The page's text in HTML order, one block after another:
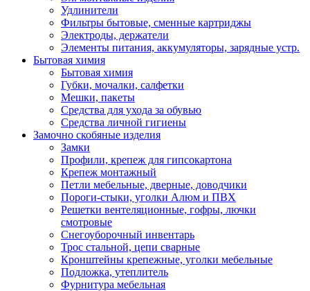
Удлинители
Фильтры бытовые, сменные картриджы
Электроды, держатели
Элементы питания, аккумуляторы, зарядные устр.
Бытовая химия
Бытовая химия
Губки, мочалки, салфетки
Мешки, пакеты
Средства для ухода за обувью
Средства личной гигиены
Замочно скобяные изделия
Замки
Профили, крепеж для гипсокартона
Крепеж монтажный
Петли мебельные, дверные, доводчики
Пороги-стыки, уголки Алюм и ПВХ
Решетки вентеляционные, гофры, лючки
смотровые
Снегоуборочный инвентарь
Трос стальной, цепи сварные
Кронштейны крепежные, уголки мебельные
Подложка, утеплитель
Фурнитура мебельная